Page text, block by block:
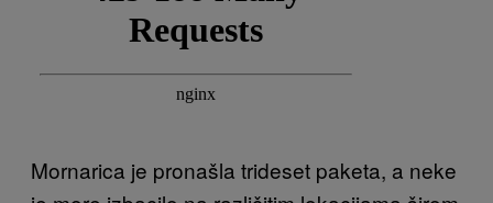
Mornarica je pronašla trideset paketa, a neke